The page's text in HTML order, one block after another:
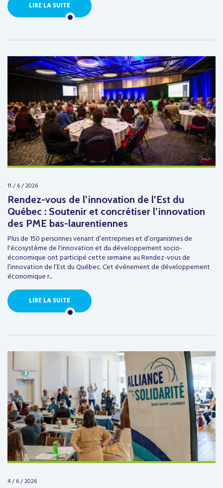
LIRE LA SUITE
11 / 6 / 2026
Rendez-vous de l’innovation de l’Est du
Québec : Soutenir et concrétiser l’innovation
des PME bas-laurentiennes
Plus de 150 personnes venant d’entreprises et d’organismes de
l'écosystème de l'innovation et du développement socio-
économique ont participé cette semaine au Rendez-vous de
l’innovation de l’Est du Québec. Cet événement de développement
économique r...
LIRE LA SUITE
4 / 6 / 2026